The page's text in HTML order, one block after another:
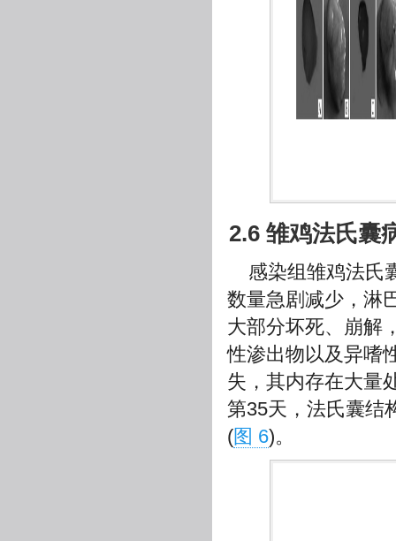
2.6 雏鸡法氏囊
感染组雏鸡法氏
数量急剧减少，淋
大部分坏死、崩解
性渗出物以及异嗜
失，其内存在大量
第35天，法氏囊结
(图 6)。